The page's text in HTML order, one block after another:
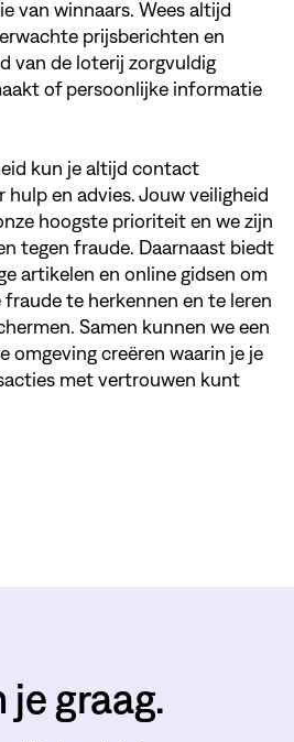
van winnaars. Wees altijd
prijsberichten en
van de loterij zorgvuldig
of persoonlijke informatie
kun je altijd contact
hulp en advies. Jouw veiligheid
hoogste prioriteit en we zijn
tegen fraude. Daarnaast biedt
artikelen en online gidsen om
te herkennen en te leren
Samen kunnen we een
omgeving creëren waarin je je
met vertrouwen kunt
je graag.